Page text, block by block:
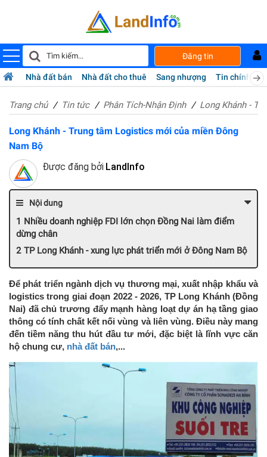
Đăng tin
Nhà đất bán Nhà đất cho thuê Sang nhượng Tin chính chủ
Trang chủ Tin tức Phân Tích-Nhận Định Long Khánh -
Long Khánh - Trung tâm Logistics mới của miền Đông
Nam Bộ
Được đăng bởi LandInfo
Nội dung
Nhiều doanh nghiệp FDI lớn chọn Đồng Nai làm điểm
dừng chân
TP Long Khánh - xung lực phát triển mới ở Đông Nam Bộ
Để phát triển ngành dịch vụ thương mại, xuất nhập khẩu và
logistics trong giai đoạn 2022 - 2026, TP Long Khánh (Đồng
Nai) đã chủ trương đẩy mạnh hàng loạt dự án hạ tầng giao
thông có tính chất kết nối vùng và liên vùng. Điều này mang
đến tiềm năng thu hút đầu tư mới, đặc biệt là lĩnh vực căn
hộ chung cư, nhà đất bán,...